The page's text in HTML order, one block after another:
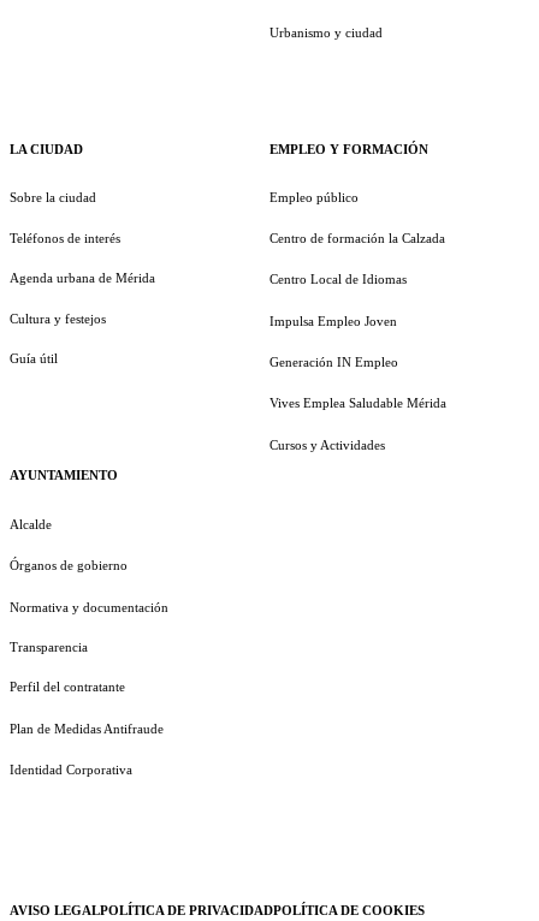
LA CIUDAD
Sobre la ciudad
Teléfonos de interés
Agenda urbana de Mérida
Cultura y festejos
Guía útil
AYUNTAMIENTO
Alcalde
Órganos de gobierno
Normativa y documentación
Transparencia
Perfil del contratante
Plan de Medidas Antifraude
Identidad Corporativa
Urbanismo y ciudad
EMPLEO Y FORMACIÓN
Empleo público
Centro de formación la Calzada
Centro Local de Idiomas
Impulsa Empleo Joven
Generación IN Empleo
Vives Emplea Saludable Mérida
Cursos y Actividades
AVISO LEGALPOLÍTICA DE PRIVACIDADPOLÍTICA DE COOKIES